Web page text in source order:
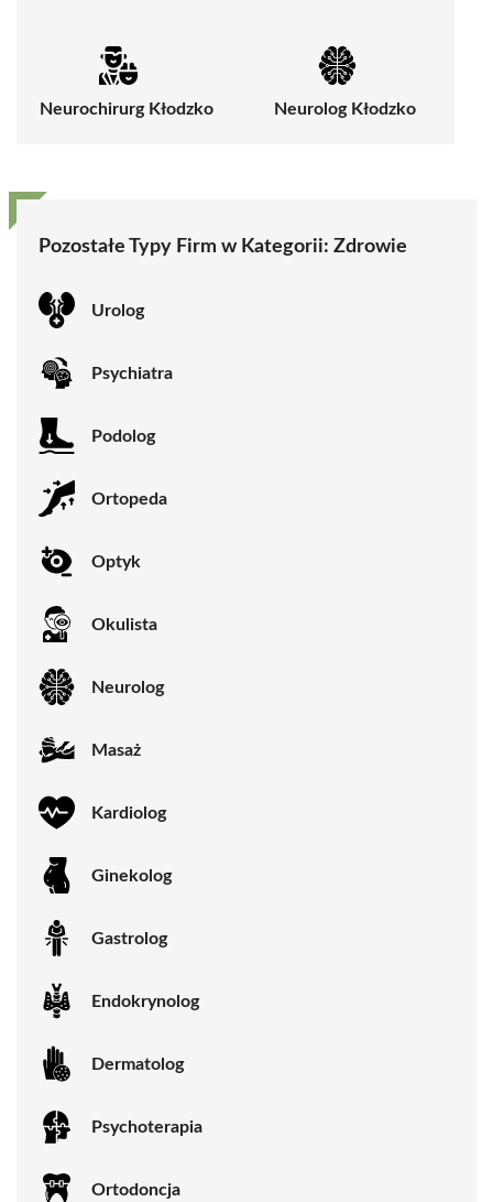
Neurochirurg Kłodzko Neurolog Kłodzko
Pozostałe Typy Firm w Kategorii: Zdrowie
Urolog
Psychiatra
Podolog
Ortopeda
Optyk
Okulista
Neurolog
Masaż
Kardiolog
Ginekolog
Gastrolog
Endokrynolog
Dermatolog
Psychoterapia
Ortodoncja